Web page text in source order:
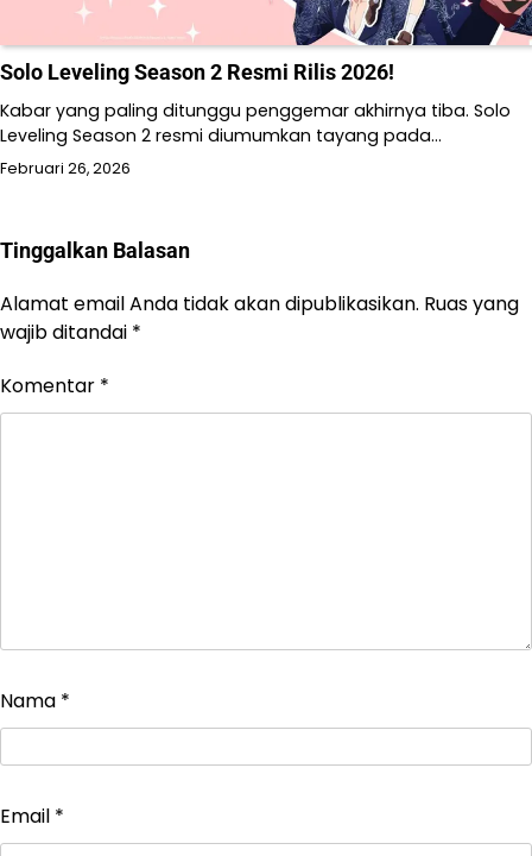
Solo Leveling Season 2 Resmi Rilis 2026!
Kabar yang paling ditunggu penggemar akhirnya tiba. Solo
Leveling Season 2 resmi diumumkan tayang pada…
Februari 26, 2026
Tinggalkan Balasan
Alamat email Anda tidak akan dipublikasikan. Ruas yang
wajib ditandai *
Komentar *
Nama *
Email *